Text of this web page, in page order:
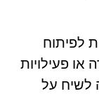
לפיתוח
או פעילויות
לשיח על